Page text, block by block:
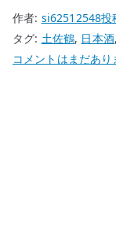
作者: si62512548投
タグ: 土佐鶴, 日本酒
土
コメントはまだあり